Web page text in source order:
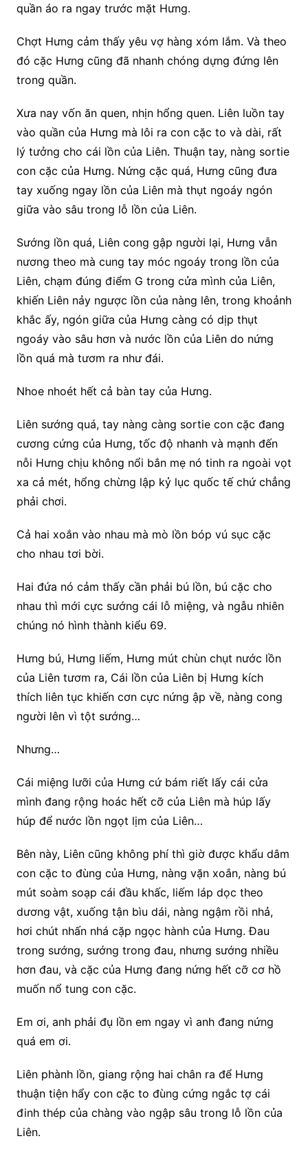
quần áo ra ngay trước mặt Hưng.
Chợt Hưng cảm thấy yêu vợ hàng xóm lắm. Và theo
đó cặc Hưng cũng đã nhanh chóng dựng đứng lên
trong quần.
Xưa nay vốn ăn quen, nhịn hổng quen. Liên luồn tay
vào quần của Hưng mà lôi ra con cặc to và dài, rất
lý tưởng cho cái lồn của Liên. Thuận tay, nàng sortie
con cặc của Hưng. Nứng cặc quá, Hưng cũng đưa
tay xuống ngay lồn của Liên mà thụt ngoáy ngón
giữa vào sâu trong lỗ lồn của Liên.
Sướng lồn quá, Liên cong gập người lại, Hưng vẫn
nương theo mà cung tay móc ngoáy trong lồn của
Liên, chạm đúng điểm G trong cửa mình của Liên,
khiến Liên nảy ngược lồn của nàng lên, trong khoảnh
khắc ấy, ngón giữa của Hưng càng có dịp thụt
ngoáy vào sâu hơn và nước lồn của Liên do nứng
lồn quá mà tươm ra như đái.
Nhoe nhoét hết cả bàn tay của Hưng.
Liên sướng quá, tay nàng càng sortie con cặc đang
cương cứng của Hưng, tốc độ nhanh và mạnh đến
nỗi Hưng chịu không nổi bắn mẹ nó tinh ra ngoài vọt
xa cả mét, hổng chừng lập kỷ lục quốc tế chứ chẳng
phải chơi.
Cả hai xoắn vào nhau mà mò lồn bóp vú sục cặc
cho nhau tơi bời.
Hai đứa nó cảm thấy cần phải bú lồn, bú cặc cho
nhau thì mới cực sướng cái lỗ miệng, và ngẫu nhiên
chúng nó hình thành kiểu 69.
Hưng bú, Hưng liếm, Hưng mút chùn chụt nước lồn
của Liên tươm ra, Cái lồn của Liên bị Hưng kích
thích liên tục khiến cơn cực nứng ập về, nàng cong
người lên vì tột sướng…
Nhưng…
Cái miệng lưỡi của Hưng cứ bám riết lấy cái cửa
mình đang rộng hoác hết cỡ của Liên mà húp lấy
húp để nước lồn ngọt lịm của Liên…
Bên này, Liên cũng không phí thì giờ được khẩu dâm
con cặc to đùng của Hưng, nàng vặn xoắn, nàng bú
mút soàm soạp cái đầu khấc, liếm láp dọc theo
dương vật, xuống tận bìu dái, nàng ngậm rồi nhả,
hơi chút nhấn nhá cặp ngọc hành của Hưng. Đau
trong sướng, sướng trong đau, nhưng sướng nhiều
hơn đau, và cặc của Hưng đang nứng hết cỡ cơ hồ
muốn nổ tung con cặc.
Em ơi, anh phải đụ lồn em ngay vì anh đang nứng
quá em ơi.
Liên phành lồn, giang rộng hai chân ra để Hưng
thuận tiện hẩy con cặc to đùng cứng ngắc tợ cái
đinh thép của chàng vào ngập sâu trong lỗ lồn của
Liên.